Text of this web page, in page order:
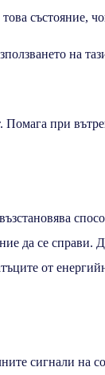
състояние,
на
Помага при
да се
от
сигнали на